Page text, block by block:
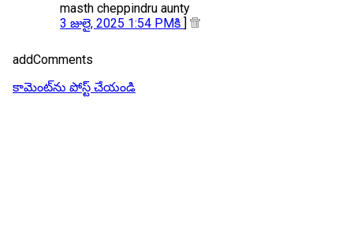
masth cheppindru aunty
3 జులై, 2025 1:54 PMకి ]
addComments
కామెంట్‌ను పోస్ట్ చేయండి